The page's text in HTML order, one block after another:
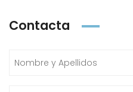
Contacta